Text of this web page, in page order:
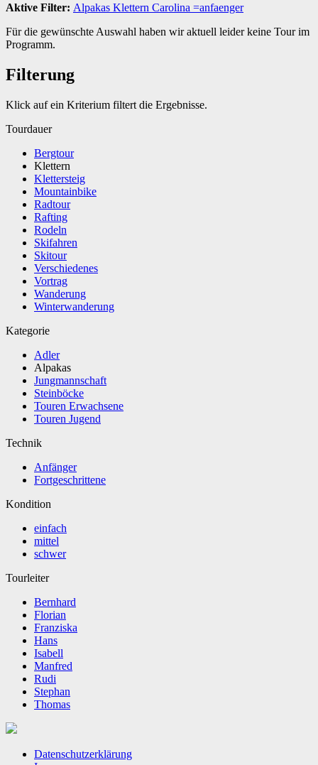
Aktive Filter: Alpakas Klettern Carolina =anfaenger
Für die gewünschte Auswahl haben wir aktuell leider keine Tour im
Programm.
Filterung
Klick auf ein Kriterium filtert die Ergebnisse.
Tourdauer
Bergtour
Klettern
Klettersteig
Mountainbike
Radtour
Rafting
Rodeln
Skifahren
Skitour
Verschiedenes
Vortrag
Wanderung
Winterwanderung
Kategorie
Adler
Alpakas
Jungmannschaft
Steinböcke
Touren Erwachsene
Touren Jugend
Technik
Anfänger
Fortgeschrittene
Kondition
einfach
mittel
schwer
Tourleiter
Bernhard
Florian
Franziska
Hans
Isabell
Manfred
Rudi
Stephan
Thomas
Datenschutzerklärung